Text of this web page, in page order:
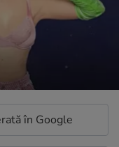
în Google